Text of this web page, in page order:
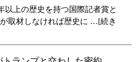
以上の歴史を持つ国際記者賞と
取材しなければ歴史に …[続き